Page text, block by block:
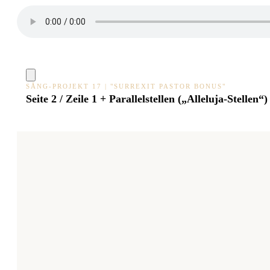
SÅNG-PROJEKT 17 | "SURREXIT PASTOR BONUS"
Seite 2 / Zeile 1 + Parallelstellen („Alleluja-Stellen“)